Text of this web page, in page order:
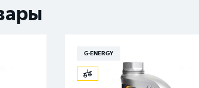
G-MOTION
Гатчина
Москва